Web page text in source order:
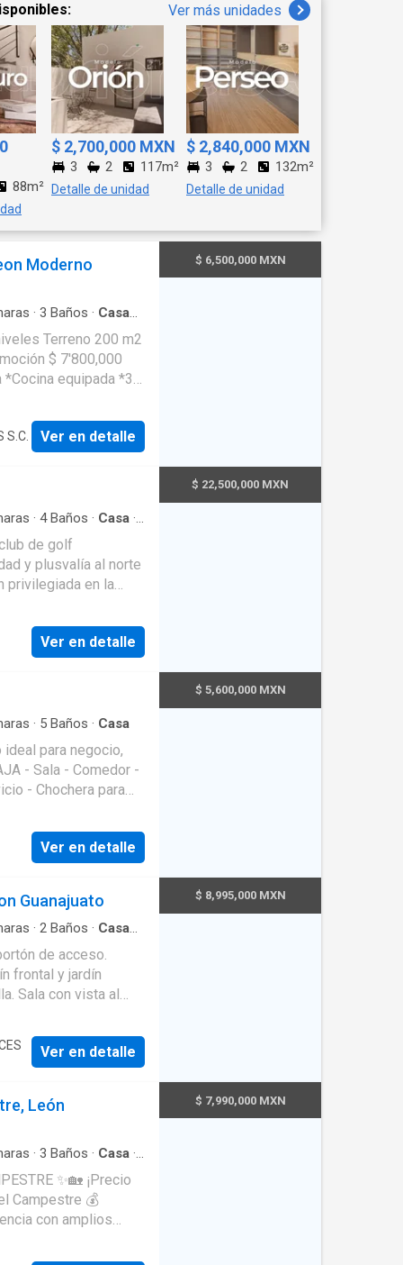
Ver más unidades
88m²
$ 2,700,000 MXN
3 2 117m²
Detalle de unidad
$ 2,840,000 MXN
3 2 132m²
Detalle de unidad
Moderno
· 3 Baños · Casa
Limpieza·Cuarto de
·Jacuzzi ·Jardín·
c *3 1/2 baños *Salón
cuarto servicio
S.C. Ver en detalle
$ 6,500,000 MXN
· 4Baños · Casa ·
Cuarto de servicio
·Seguridad·
de golf
privilegiada en la
el Hospital
ciudad, situándote a
- Cuarto de
Ver en detalle
$ 22,500,000 MXN
· 5 Baños · Casa
para negocio,
- Chochera para
Ver en detalle
$ 5,600,000 MXN
Guanajuato
· 2 Baños · Casa
· Bodega·
por cable·
de acceso.
techado
para la lavadora y secadora con patio. Citas al teléfono ó what´s app
Ver en detalle
$ 8,995,000 MXN
León
· 3 Baños · Casa ·
✨🏡 ¡Precio
$ 7,990,000 MXN